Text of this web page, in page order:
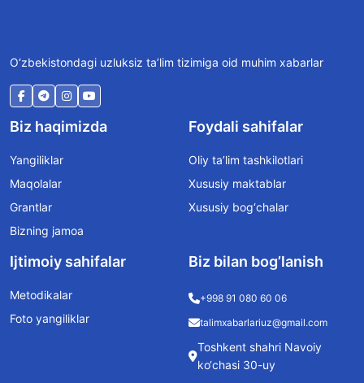
O‘zbekistondagi uzluksiz ta’lim tizimiga oid muhim xabarlar
Biz haqimizda
Yangiliklar
Maqolalar
Grantlar
Bizning jamoa
Foydali sahifalar
Oliy ta’lim tashkilotlari
Xususiy maktablar
Xususiy bog‘chalar
Ijtimoiy sahifalar
Metodikalar
Foto yangiliklar
Biz bilan bog’lanish
+998 91 080 60 06
talimxabarlariuz@gmail.com
Toshkent shahri Navoiy
ko‘chasi 30-uy